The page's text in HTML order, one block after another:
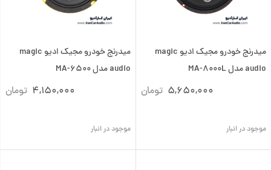
میدرنج خودرو مجیک ادیو magic
audio مدل MA-8000L
5,650,000 تومان
موجود در انبار
میدرنج خودرو مجیک ادیو magic
audio مدل MA-6500
4,150,000 تومان
موجود در انبار